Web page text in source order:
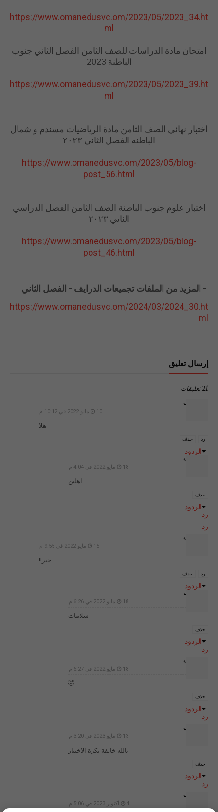
https://www.omanedusvc.om/2023/05/2023_34.ht
ml
امتحان مادة الدراسات للصف الثامن الفصل الثاني جنوب
الباطنة 2023
https://www.omanedusvc.om/2023/05/2023_39.ht
ml
اختبار ‏نهائي ‏الصف ‏الثامن ‏مادة ‏الرياضيات ‏مسندم ‏و ‏شمال
‏الباطنة ‏الفصل ‏الثاني ‏٢٠٢٣
https://www.omanedusvc.om/2023/05/blog-
post_56.html
اختبار ‏علوم ‏جنوب ‏الباطنة ‏الصف ‏الثامن ‏الفصل ‏الدراسي
‏الثاني ‏٢٠٢٣
https://www.omanedusvc.om/2023/05/blog-
post_46.html
- المزيد من الملفات تجميعات الدرايف - الفصل الثاني
https://www.omanedusvc.om/2024/03/2024_30.ht
ml
إرسال تعليق
21 تعليقات
غير معرف
10 مايو 2022 في 10:12 م
هلا
رد حذف
الردود
غير معرف
18 مايو 2022 في 4:04 م
اهلين
حذف
الردود
رد
رد
غير معرف
15 مايو 2022 في 9:55 م
خير!!
رد حذف
الردود
غير معرف
18 مايو 2022 في 6:26 م
سلامات
حذف
الردود
رد
غير معرف
18 مايو 2022 في 6:27 م
🤣
حذف
الردود
رد
غير معرف
13 مايو 2023 في 3:20 م
يالله خايفة بكرة الاختبار
حذف
الردود
رد
غير معرف
4 أكتوبر 2023 في 5:06 م